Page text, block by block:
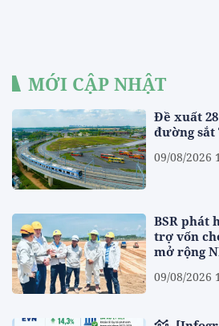
MỚI CẬP NHẬT
Đề xuất
đường sắt
09/08/2026
BSR phát
trợ vốn
mở rộng
09/08/2026